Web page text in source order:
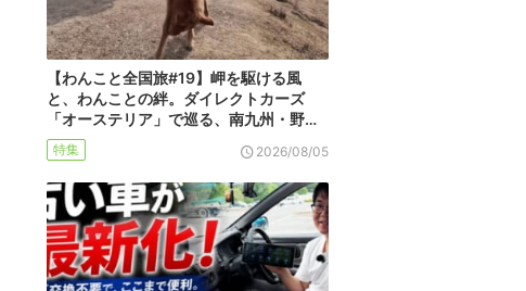
【わんこと全国旅#19】岬を駆ける風
と、わんことの絆。ダイレクトカーズ
「オーステリア」で巡る、南九州・野…
特集 2026/08/05